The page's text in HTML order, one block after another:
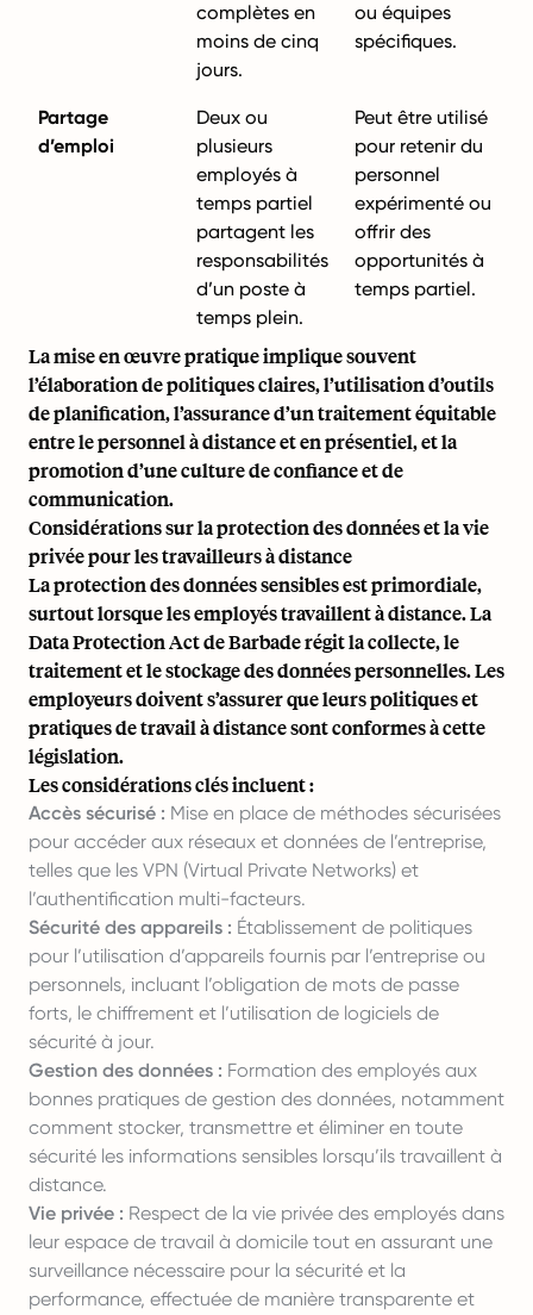
complètes en
moins de cinq
jours.
ou équipes
spécifiques.
Partage
d’emploi
Deux ou
plusieurs
employés à
temps partiel
partagent les
responsabilités
d’un poste à
temps plein.
Peut être utilisé
pour retenir du
personnel
expérimenté ou
offrir des
opportunités à
temps partiel.
La mise en œuvre pratique implique souvent
l’élaboration de politiques claires, l’utilisation d’outils
de planification, l’assurance d’un traitement équitable
entre le personnel à distance et en présentiel, et la
promotion d’une culture de confiance et de
communication.
Considérations sur la protection des données et la vie
privée pour les travailleurs à distance
La protection des données sensibles est primordiale,
surtout lorsque les employés travaillent à distance. La
Data Protection Act de Barbade régit la collecte, le
traitement et le stockage des données personnelles. Les
employeurs doivent s’assurer que leurs politiques et
pratiques de travail à distance sont conformes à cette
législation.
Les considérations clés incluent :
Accès sécurisé : Mise en place de méthodes sécurisées
pour accéder aux réseaux et données de l’entreprise,
telles que les VPN (Virtual Private Networks) et
l’authentification multi-facteurs.
Sécurité des appareils : Établissement de politiques
pour l’utilisation d’appareils fournis par l’entreprise ou
personnels, incluant l’obligation de mots de passe
forts, le chiffrement et l’utilisation de logiciels de
sécurité à jour.
Gestion des données : Formation des employés aux
bonnes pratiques de gestion des données, notamment
comment stocker, transmettre et éliminer en toute
sécurité les informations sensibles lorsqu’ils travaillent à
distance.
Vie privée : Respect de la vie privée des employés dans
leur espace de travail à domicile tout en assurant une
surveillance nécessaire pour la sécurité et la
performance, effectuée de manière transparente et